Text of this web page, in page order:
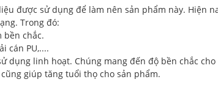
được sử dụng để làm nên sản phẩm này. Hiện
Trong đó:
bền chắc.
cán PU,....
dụng linh hoạt. Chúng mang đến độ bền chắc
giúp tăng tuổi thọ cho sản phẩm.